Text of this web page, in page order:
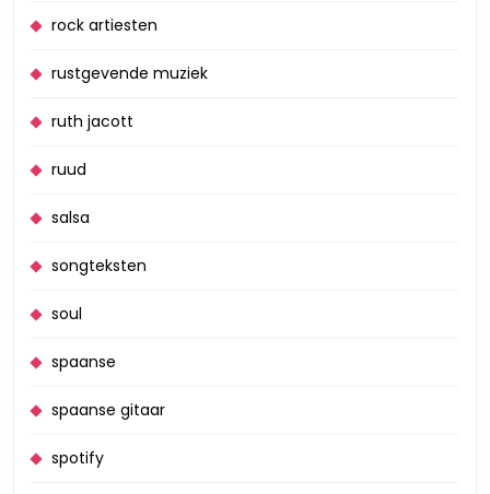
rock artiesten
rustgevende muziek
ruth jacott
ruud
salsa
songteksten
soul
spaanse
spaanse gitaar
spotify